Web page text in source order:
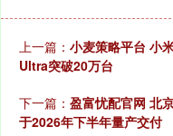
上一篇： 小麦策略平台 小
Ultra突破20万台
下一篇： 盈富忧配官网 北
于2026年下半年量产交付